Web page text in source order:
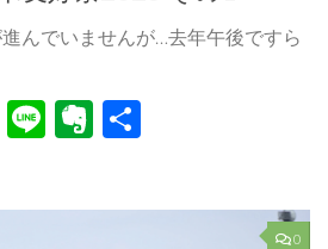
んでいませんが…去年午後ですら
Hatena
LineEvernote
0